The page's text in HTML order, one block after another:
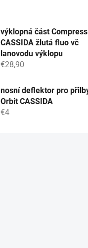
výklopná část
CASSIDA žlutá fluo vč
lanovodu výklopu
€28,90
nosní deflektor pro
Orbit CASSIDA
€4